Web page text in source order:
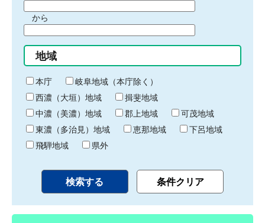
間
始
り
から
間
終
わ
り
地域
本庁
岐阜地域（本庁除く）
西濃（大垣）地域
揖斐地域
中濃（美濃）地域
郡上地域
可茂地域
東濃（多治見）地域
恵那地域
下呂地域
飛騨地域
県外